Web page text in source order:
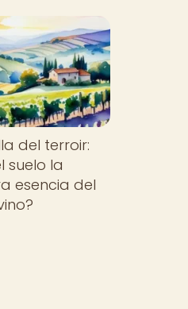
del terroir:
suelo la
esencia del